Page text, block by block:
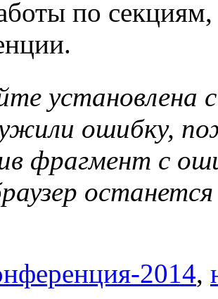
по
установлена
ошибку,
фрагмент с
2014,